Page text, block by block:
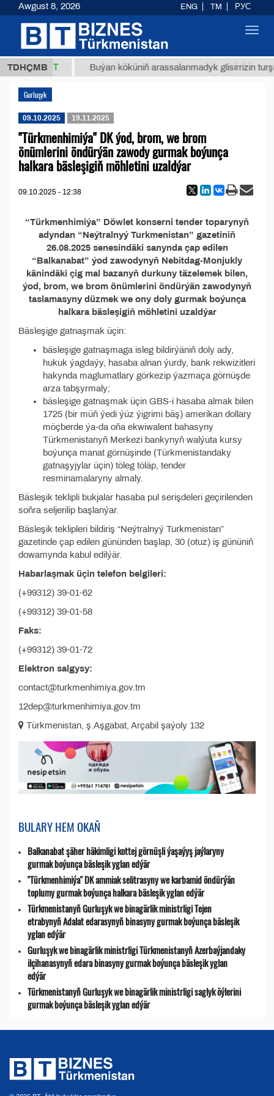
TDHÇMB
37,8 ТМТ Buýan köküniň arassalanmadyk glisirrizin
Gurluşyk
09.10.2025 19.11.2025
"Türkmenhimiýa" DK ýod, brom, we brom
önümlerini öndürýän zawody gurmak boýunça
halkara bäsleşigiň möhletini uzaldýar
09.10.2025 - 12:38
“Türkmenhimiýa” Döwlet konserni tender toparynyň
adyndan “Neýtralnyý Turkmenistan” gazetiniň
26.08.2025 senesindäki sanynda çap edilen
“Balkanabat” ýod zawodynyň Nebitdag-Monjukly
känindäki çig mal bazanyň durkuny täzelemek bilen,
ýod, brom, we brom önümlerini öndürýän zawodynyň
taslamasyny düzmek we ony doly gurmak boýunça
halkara bäsleşigiň möhletini uzaldýar
Bäsleşige gatnaşmak üçin:
bäsleşige gatnaşmaga isleg bildirýäniň doly ady,
hukuk ýagdaýy, hasaba alnan ýurdy, bank rekwizitleri
hakynda maglumatlary görkezip ýazmaça görnüşde
arza tabşyrmaly;
bäsleşige gatnaşmak üçin GBS-i hasaba almak bilen
1725 (bir müň ýedi ýüz ýigrimi bäş) amerikan dollary
möçberde ýa-da oňa ekwiwalent bahasyny
Türkmenistanyň Merkezi bankynyň walýuta kursy
boýunça manat görnüşinde (Türkmenistandaky
gatnaşyjylar üçin) töleg töläp, tender
resminamalaryny almaly.
Bäsleşik teklipli bukjalar hasaba pul serişdeleri geçirilenden
soňra seljerilip başlanýar.
Bäsleşik teklipleri bildiriş “Neýtralnyý Turkmenistan”
gazetinde çap edilen gününden başlap, 30 (otuz) iş gününiň
dowamynda kabul edilýär.
Habarlaşmak üçin telefon belgileri:
(+99312) 39-01-62
(+99312) 39-01-58
Faks:
(+99312) 39-01-72
Elektron salgysy:
contact@turkmenhimiya.gov.tm
12dep@turkmenhimiya.gov.tm
Türkmenistan, ş.Aşgabat, Arçabil şaýoly 132
BULARY HEM OKAŇ
Balkanabat şäher häkimligi kottej görnüşli ýaşaýyş jaýlaryny
gurmak boýunça bäsleşik yglan edýär
"Türkmenhimiýa" DK ammiak selitrasyny we karbamid öndürýän
toplumy gurmak boýunça halkara bäsleşik yglan edýär
Türkmenistanyň Gurluşyk we binagärlik ministrligi Tejen
etrabynyň Adalat edarasynyň binasyny gurmak boýunça bäsleşik
yglan edýär
Gurluşyk we binagärlik ministrligi Türkmenistanyň Azerbaýjandaky
ilçihanasynyň edara binasyny gurmak boýunça bäsleşik yglan
edýär
Türkmenistanyň Gurluşyk we binagärlik ministrligi saglyk öýlerini
gurmak boýunça bäsleşik yglan edýär
Awgust 8, 2026 ENG TM РУС